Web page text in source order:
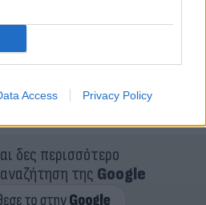
Access Privacy Policy
δες περισσότερο
της Google